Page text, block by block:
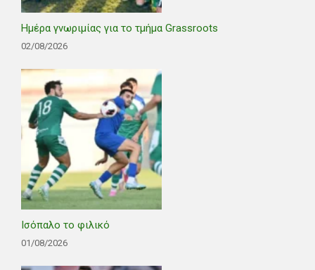
Ημέρα γνωριμίας για το τμήμα Grassroots
02/08/2026
Ισόπαλο το φιλικό
01/08/2026